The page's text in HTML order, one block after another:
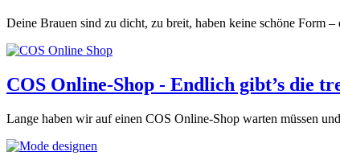
Deine Brauen sind zu dicht, zu breit, haben keine schöne Form
COS Online-Shop - Endlich gibt’s die
Lange haben wir auf einen COS Online-Shop warten müssen